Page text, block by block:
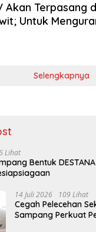
Akan Terpasang
Untuk
Selengkapnya
Lihat
Bentuk
14 Juli 2026 109 Lihat
Cegah Pelecehan
Sampang Perkuat